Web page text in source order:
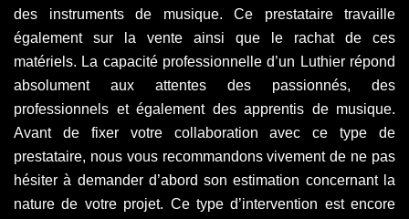
des instruments de musique. Ce prestataire travaille
également sur la vente ainsi que le rachat de ces
matériels. La capacité professionnelle d’un Luthier répond
absolument aux attentes des passionnés, des
professionnels et également des apprentis de musique.
Avant de fixer votre collaboration avec ce type de
prestataire, nous vous recommandons vivement de ne pas
hésiter à demander d’abord son estimation concernant la
nature de votre projet. Ce type d’intervention est encore